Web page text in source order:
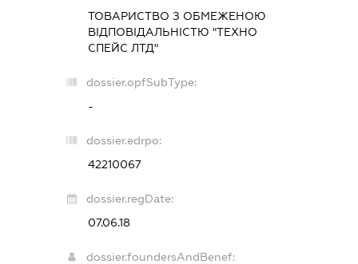
ТОВАРИСТВО З ОБМЕЖЕНОЮ
ВІДПОВІДАЛЬНІСТЮ "ТЕХНО
СПЕЙС ЛТД"
dossier.opfSubType:
-
dossier.edrpo:
42210067
dossier.regDate:
07.06.18
dossier.foundersAndBenef: